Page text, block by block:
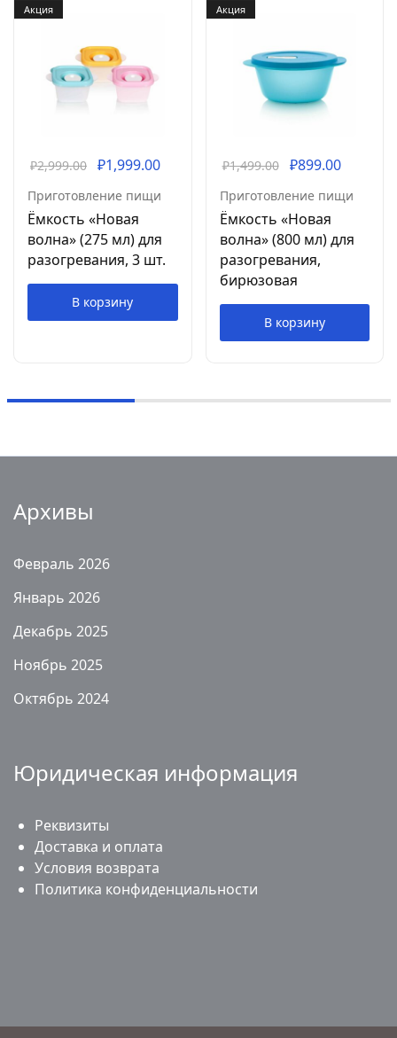
Акция
₽2,999.00 ₽1,999.00
Приготовление пищи
Ёмкость «Новая
волна» (275 мл) для
разогревания, 3 шт.
В корзину
Акция
₽1,499.00 ₽899.00
Приготовление пищи
Ёмкость «Новая
волна» (800 мл) для
разогревания,
бирюзовая
В корзину
Архивы
Февраль 2026
Январь 2026
Декабрь 2025
Ноябрь 2025
Октябрь 2024
Юридическая информация
Реквизиты
Доставка и оплата
Условия возврата
Политика конфиденциальности